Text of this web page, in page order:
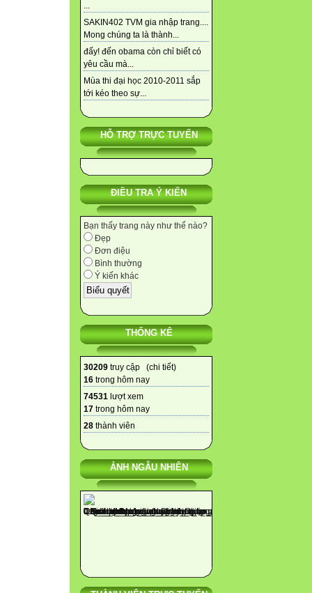
...
SAKIN402 TVM gia nhập trang....
Mong chúng ta là thành...
đấy! đến obama còn chỉ biết có
yêu cầu mà...
Mùa thi đại học 2010-2011 sắp
tới kéo theo sự...
HỖ TRỢ TRỰC TUYẾN
ĐIỀU TRA Ý KIẾN
Bạn thấy trang này như thế nào?
Đẹp
Đơn điệu
Bình thường
Ý kiến khác
THỐNG KÊ
30209 truy cập (chi tiết)
16 trong hôm nay
74531 lượt xem
17 trong hôm nay
28 thành viên
ẢNH NGẪU NHIÊN